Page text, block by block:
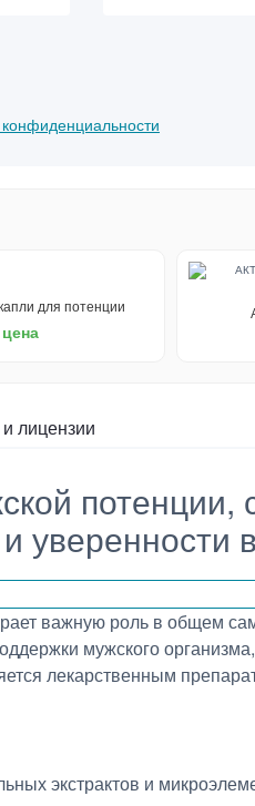
для потенции
лицензии
потенции,
важную роль в общем
мужского
лекарственным
экстрактов и